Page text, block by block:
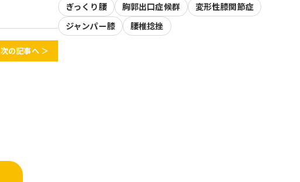
次の記事へ ＞
ぎっくり腰
胸郭出口症候群
変形性膝関節症
ジャンパー膝
腰椎捻挫